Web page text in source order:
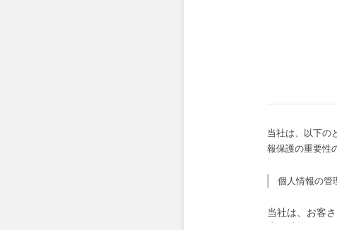
当社は、以下の
報保護の重要性
個人情報の管
当社は、お客